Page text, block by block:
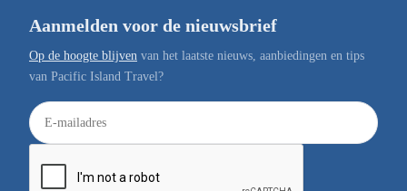
Aanmelden voor de nieuwsbrief
Op de hoogte blijven van het laatste nieuws, aanbiedingen en tips
van Pacific Island Travel?
E
-